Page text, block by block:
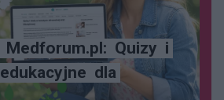
Medforum.pl: Quizy i
edukacyjne dla